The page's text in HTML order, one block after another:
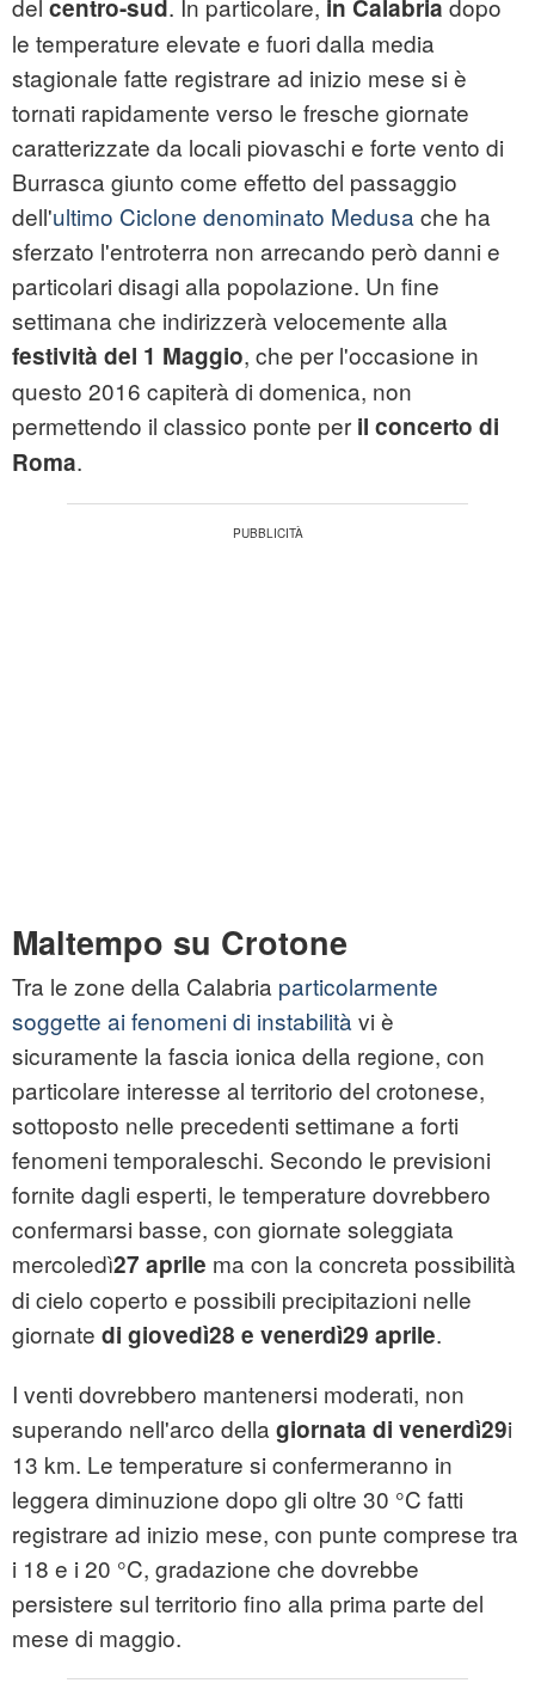
del centro-sud. In particolare, in Calabria dopo
le temperature elevate e fuori dalla media
stagionale fatte registrare ad inizio mese si è
tornati rapidamente verso le fresche giornate
caratterizzate da locali piovaschi e forte vento di
Burrasca giunto come effetto del passaggio
dell'ultimo Ciclone denominato Medusa che ha
sferzato l'entroterra non arrecando però danni e
particolari disagi alla popolazione. Un fine
settimana che indirizzerà velocemente alla
festività del 1 Maggio, che per l'occasione in
questo 2016 capiterà di domenica, non
permettendo il classico ponte per il concerto di
Roma.
Maltempo su Crotone
Tra le zone della Calabria particolarmente
soggette ai fenomeni di instabilità vi è
sicuramente la fascia ionica della regione, con
particolare interesse al territorio del crotonese,
sottoposto nelle precedenti settimane a forti
fenomeni temporaleschi. Secondo le previsioni
fornite dagli esperti, le temperature dovrebbero
confermarsi basse, con giornate soleggiata
mercoledì27 aprile ma con la concreta possibilità
di cielo coperto e possibili precipitazioni nelle
giornate di giovedì28 e venerdì29 aprile.
I venti dovrebbero mantenersi moderati, non
superando nell'arco della giornata di venerdì29i
13 km. Le temperature si confermeranno in
leggera diminuzione dopo gli oltre 30 °C fatti
registrare ad inizio mese, con punte comprese tra
i 18 e i 20 °C, gradazione che dovrebbe
persistere sul territorio fino alla prima parte del
mese di maggio.